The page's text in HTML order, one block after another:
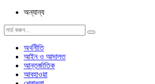
অন্যান্য
অর্থনীতি
আইন ও আদালত
আন্তর্জাতিক
আবহাওয়া